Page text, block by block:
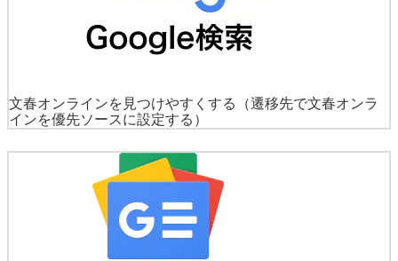
文春オンラインを見つけやすくする
（遷移先で文春オンラ
インを優先ソースに設定する）